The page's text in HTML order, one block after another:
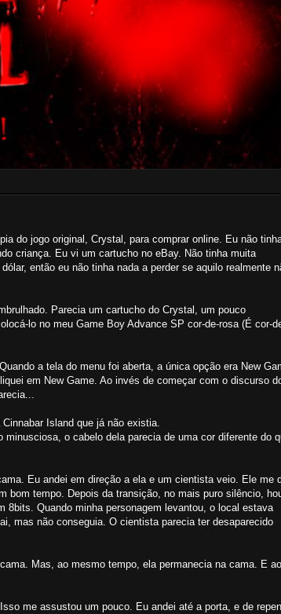
do jogo original, Crystal, para comprar online. Eu não
criança. Eu vi um cartucho no eBay. Não tinha muita
então eu não tinha nada a perder se aquilo realmente
Parecia um cartucho do Crystal, um pouco
lo no meu Game Boy Advance SP cor-de-rosa (É cor-
a tela do menu foi aberta, a única opção era New
em New Game. Ao invés de começar com o discurso
Island que já não existia.
o cabelo dela parecia de uma cor diferente do
Eu andei em direção a ela e um cientista veio. Ele me
bom tempo. Depois da transição, no mais puro silêncio,
Quando minha personagem levantou, o local estava
mas não conseguia. O cientista parecia ter desaparecido
Mas, ao mesmo tempo, ela permanecia na cama. E ao
me assustou um pouco. Eu andei até a porta, e de